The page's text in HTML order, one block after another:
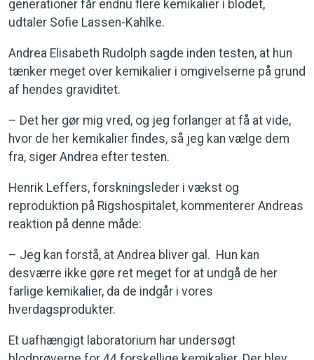
generationer får endnu flere kemikalier i blodet,
udtaler Sofie Lassen-Kahlke.
Andrea Elisabeth Rudolph sagde inden testen, at hun
tænker meget over kemikalier i omgivelserne på grund
af hendes graviditet.
– Det her gør mig vred, og jeg forlanger at få at vide,
hvor de her kemikalier findes, så jeg kan vælge dem
fra, siger Andrea efter testen.
Henrik Leffers, forskningsleder i vækst og
reproduktion på Rigshospitalet, kommenterer Andreas
reaktion på denne måde:
– Jeg kan forstå, at Andrea bliver gal. Hun kan
desværre ikke gøre ret meget for at undgå de her
farlige kemikalier, da de indgår i vores
hverdagsprodukter.
Et uafhængigt laboratorium har undersøgt